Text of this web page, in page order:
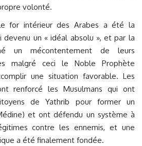
volonté.
for intérieur des Arabes a été la
devenu un « idéal absolu », et par la
un mécontentement de leurs
malgré ceci le Noble Prophète
une situation favorable. Les
renforcé les Musulmans qui ont
de Yathrib pour former un
et ont défendu un système à
contre les ennemis, et une
a été finalement fondée.